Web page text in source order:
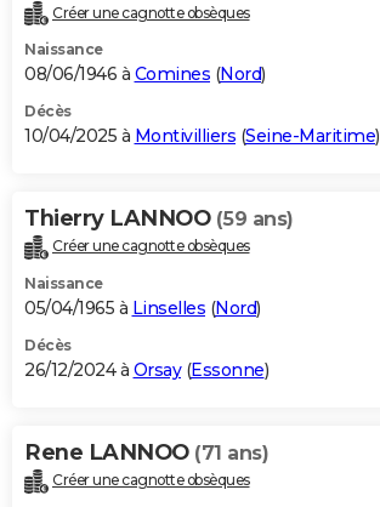
Créer une cagnotte obsèques
Naissance
08/06/1946 à Comines (Nord)
Décès
10/04/2025 à Montivilliers (Seine-Maritime)
Thierry LANNOO (59 ans)
Créer une cagnotte obsèques
Naissance
05/04/1965 à Linselles (Nord)
Décès
26/12/2024 à Orsay(Essonne)
Rene LANNOO (71 ans)
Créer une cagnotte obsèques